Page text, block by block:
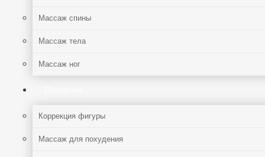
Массаж спины
Массаж тела
Массаж ног
Коррекция фигуры
Массаж для похудения